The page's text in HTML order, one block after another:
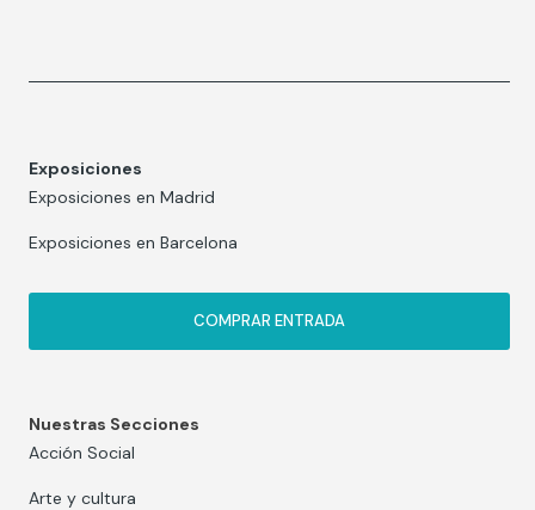
Exposiciones
Exposiciones en Madrid
Exposiciones en Barcelona
COMPRAR ENTRADA
Nuestras Secciones
Acción Social
Arte y cultura